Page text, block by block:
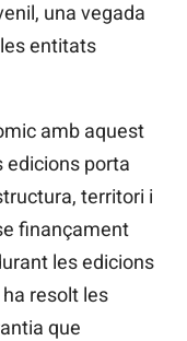
una vegada
entitats
amb aquest
edicions porta
territori i
finançament
les edicions
resolt les
que